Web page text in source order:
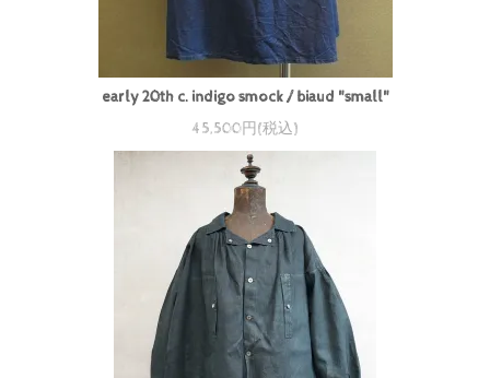
early 20th c. indigo smock / biaud "small"
45,500円(税込)